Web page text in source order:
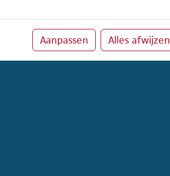
Aanpassen Alles afwijzen